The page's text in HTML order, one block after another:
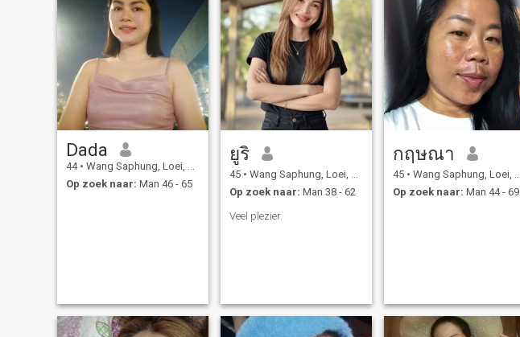
Dada
44 • Wang Saphung, Loei, Thailand
Op zoek naar: Man 46 - 65
ยูริ
45 • Wang Saphung, Loei, Thailand
Op zoek naar: Man 38 - 62
Veel plezier.
กฤษณา
45 • Wang Saphung, Loei, Thailand
Op zoek naar: Man 44 - 69